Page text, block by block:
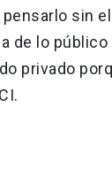
sin
de lo
privado